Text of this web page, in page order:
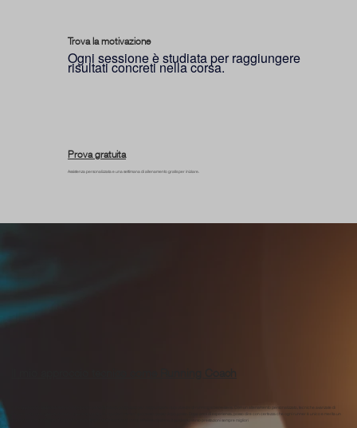
Trova la motivazione
Ogni sessione è studiata per raggiungere
risultati concreti nella corsa.
Prova gratuita
Assistenza personalizzata e una settimana di allenamento gratis per iniziare.
Il mio approccio tecnico come Running Coach
Il mio approccio all'allenamento è integrato e personalizzato, progettato per raggiungere i tuoi obiettivi di running e benessere. Con un allenamento personalizzato, tecniche avanzate di
allenamento, consigli nutrizionali e supporto continuo, ti guiderò verso il successo, passo dopo passo. Dopo anni di esperienza, posso dire con certezza che ogni runner è unico e merita un
approccio personalizzato. Curando ogni dettaglio, dalla tecnica di corsa all'alimentazione, ti guidiamo verso prestazioni sempre migliori